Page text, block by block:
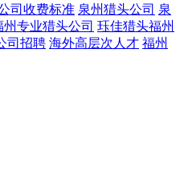
司收费标准 泉州猎头公司 泉
州专业猎头公司 珏佳猎头福州
司招聘 海外高层次人才 福州